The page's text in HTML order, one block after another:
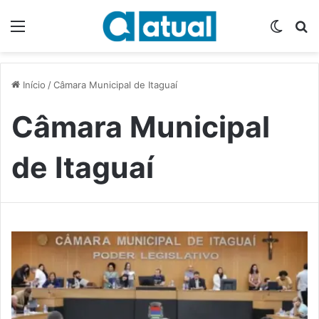
Início /Câmara Municipal de Itaguaí
Câmara Municipal
de Itaguaí